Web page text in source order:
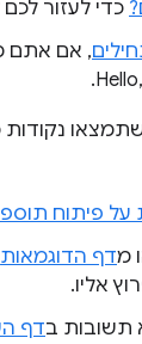
כדי לעזור
, אם אתם
שתמצאו
על פיתוח
מדף הדוגמאות
אליו.
תשובות בדף